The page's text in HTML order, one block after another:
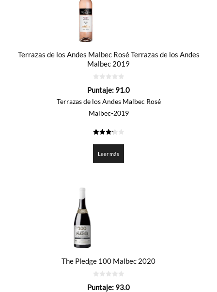
Terrazas de los Andes Malbec Rosé Terrazas de los Andes
Malbec 2019
de
Puntaje: 91.0
Terrazas de los Andes Malbec Rosé
Malbec-2019
de 5
Leer más
The Pledge 100 Malbec 2020
de
Puntaje: 93.0